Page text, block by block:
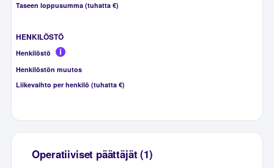
Taseen loppusumma (tuhatta €)
HENKILÖSTÖ
Henkilöstö
Henkilöstön muutos
Liikevaihto per henkilö (tuhatta €)
Operatiiviset päättäjät (1)